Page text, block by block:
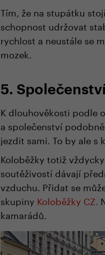
Tím, že na stupátku
schopnost udržovat
rychlost a neustále se
mozek.
5.
K dlouhověkosti podle
a společenství
jezdit sami. To by ale s
Koloběžky totiž
soutěživostí dávají
vzduchu. Přidat se
skupiny Koloběžky CZ.
kamarádů.